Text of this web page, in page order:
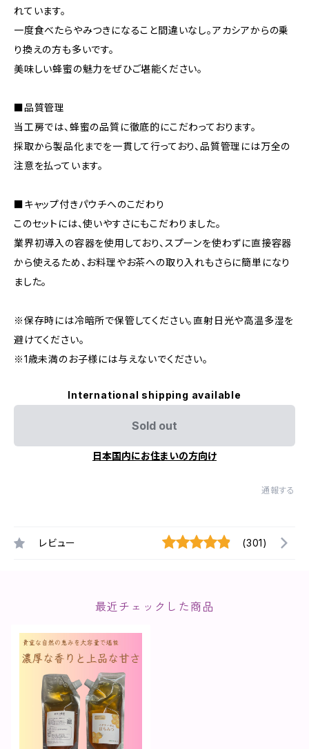
れています。
一度食べたらやみつきになること間違いなし。アカシアからの乗
り換えの方も多いです。
美味しい蜂蜜の魅力をぜひご堪能ください。
■品質管理
当工房では、蜂蜜の品質に徹底的にこだわっております。
採取から製品化までを一貫して行っており、品質管理には万全の
注意を払っています。
■キャップ付きパウチへのこだわり
このセットには、使いやすさにもこだわりました。
業界初導入の容器を使用しており、スプーンを使わずに直接容器
から使えるため、お料理やお茶への取り入れもさらに簡単になり
ました。
※保存時には冷暗所で保管してください。直射日光や高温多湿を
避けてください。
※1歳未満のお子様には与えないでください。
International shipping available
Sold out
日本国内にお住まいの方向け
通報する
レビュー (301)
最近チェックした商品